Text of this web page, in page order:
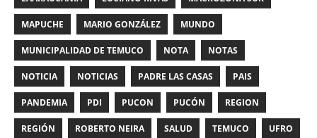
MAPUCHE MARIO GONZÁLEZ MUNDO
MUNICIPALIDAD DE TEMUCO NOTA NOTAS
NOTICIA NOTICIAS PADRE LAS CASAS PAIS
PANDEMIA PDI PUCON PUCÓN REGION
REGIÓN ROBERTO NEIRA SALUD TEMUCO UFRO